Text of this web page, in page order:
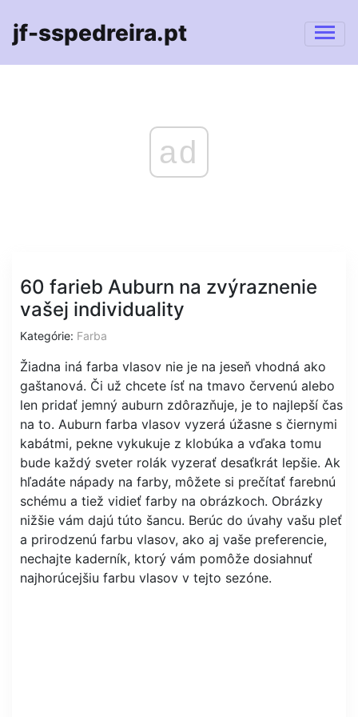
jf-sspedreira.pt
ad
60 farieb Auburn na zvýraznenie
vašej individuality
Kategórie: Farba
Žiadna iná farba vlasov nie je na jeseň vhodná ako
gaštanová. Či už chcete ísť na tmavo červenú alebo
len pridať jemný auburn zdôrazňuje, je to najlepší čas
na to. Auburn farba vlasov vyzerá úžasne s čiernymi
kabátmi, pekne vykukuje z klobúka a vďaka tomu
bude každý sveter rolák vyzerať desaťkrát lepšie. Ak
hľadáte nápady na farby, môžete si prečítať farebnú
schému a tiež vidieť farby na obrázkoch. Obrázky
nižšie vám dajú túto šancu. Berúc do úvahy vašu pleť
a prirodzenú farbu vlasov, ako aj vaše preferencie,
nechajte kaderník, ktorý vám pomôže dosiahnuť
najhorúcejšiu farbu vlasov v tejto sezóne.